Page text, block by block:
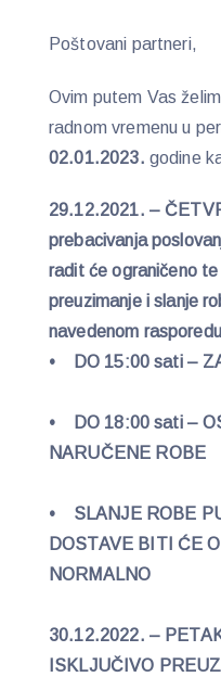
Poštovani partneri,
Ovim putem Vas
radnom vremenu u
02.01.2023. godine
29.12.2021. –
prebacivanja
radit će ograničeno
preuzimanje i slanje
navedenom
• DO 15:00 sati –
• DO 18:00 sati –
NARUČENE ROBE
• SLANJE ROBE
DOSTAVE BITI ĆE
NORMALNO
30.12.2022. –
ISKLJUČIVO